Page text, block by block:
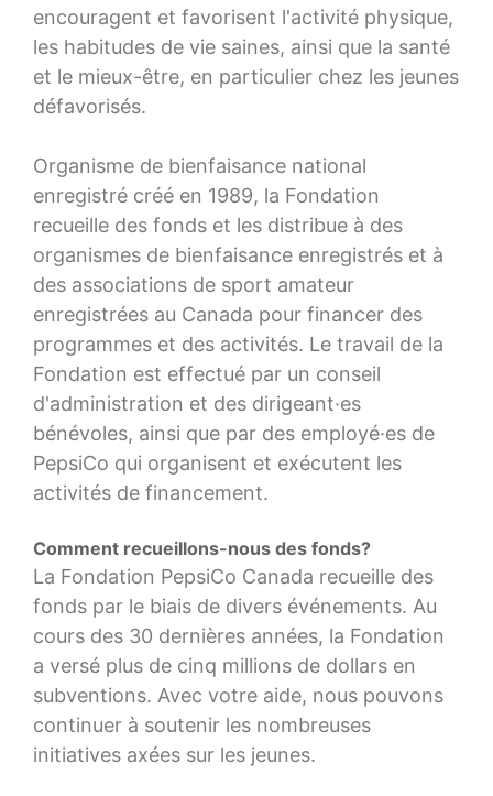
encouragent et favorisent l'activité physique,
les habitudes de vie saines, ainsi que la santé
et le mieux-être, en particulier chez les jeunes
défavorisés.
Organisme de bienfaisance national
enregistré créé en 1989, la Fondation
recueille des fonds et les distribue à des
organismes de bienfaisance enregistrés et à
des associations de sport amateur
enregistrées au Canada pour financer des
programmes et des activités. Le travail de la
Fondation est effectué par un conseil
d'administration et des dirigeant·es
bénévoles, ainsi que par des employé·es de
PepsiCo qui organisent et exécutent les
activités de financement.
Comment recueillons-nous des fonds?
La Fondation PepsiCo Canada recueille des
fonds par le biais de divers événements. Au
cours des 30 dernières années, la Fondation
a versé plus de cinq millions de dollars en
subventions. Avec votre aide, nous pouvons
continuer à soutenir les nombreuses
initiatives axées sur les jeunes.